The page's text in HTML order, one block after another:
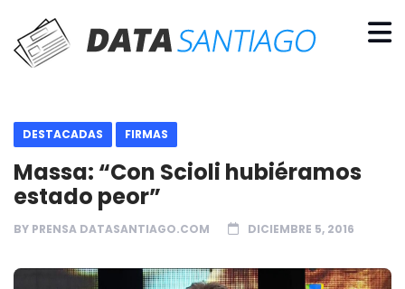
DESTACADAS FIRMAS
Massa: “Con Scioli hubiéramos
estado peor”
BY PRENSA DATASANTIAGO.COM DICIEMBRE 5, 2016